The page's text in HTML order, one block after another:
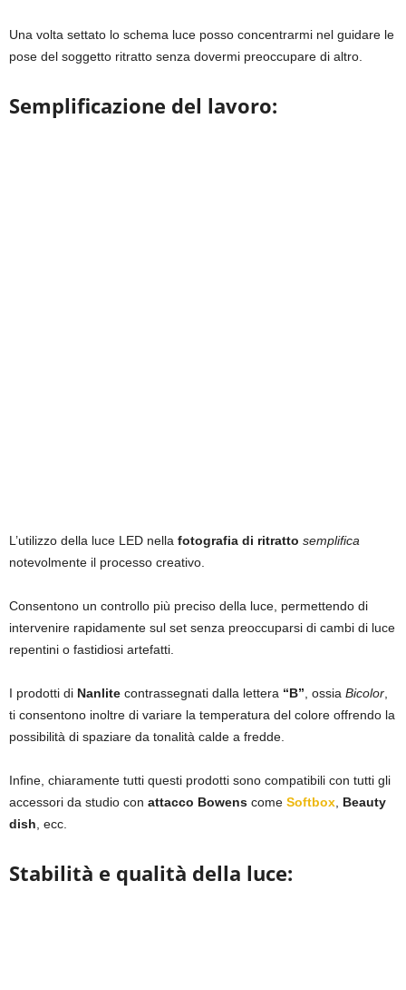
Una volta settato lo schema luce posso concentrarmi nel guidare le
pose del soggetto ritratto senza dovermi preoccupare di altro.
Semplificazione del lavoro:
L’utilizzo della luce LED nella fotografia di ritratto semplifica
notevolmente il processo creativo.
Consentono un controllo più preciso della luce, permettendo di
intervenire rapidamente sul set senza preoccuparsi di cambi di luce
repentini o fastidiosi artefatti.
I prodotti di Nanlite contrassegnati dalla lettera “B”, ossia Bicolor,
ti consentono inoltre di variare la temperatura del colore offrendo la
possibilità di spaziare da tonalità calde a fredde.
Infine, chiaramente tutti questi prodotti sono compatibili con tutti gli
accessori da studio con attacco Bowens come Softbox, Beauty
dish, ecc.
Stabilità e qualità della luce: